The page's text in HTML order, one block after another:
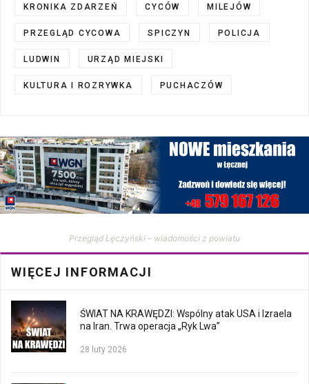
KRONIKA ZDARZEŃ CYCÓW MILEJÓW
PRZEGLĄD CYCOWA SPICZYN POLICJA
LUDWIN URZĄD MIEJSKI
KULTURA I ROZRYWKA PUCHACZÓW
Przegląd Łęczyński – wiadomości z powiatu
WIĘCEJ INFORMACJI
ŚWIAT NA KRAWĘDZI: Wspólny atak USA i Izraela
na Iran. Trwa operacja „Ryk Lwa”
28 luty 2026